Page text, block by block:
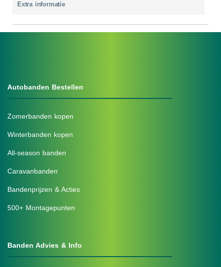
Extra informatie
Autobanden Bestellen
Zomerbanden kopen
Winterbanden kopen
All-season banden
Caravanbanden
Bandenprijzen & Acties
500+ Montagepunten
Banden Advies & Info